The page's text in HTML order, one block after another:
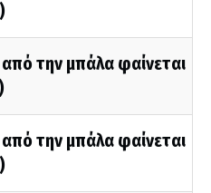
την μπάλα φαίνεται
την μπάλα φαίνεται